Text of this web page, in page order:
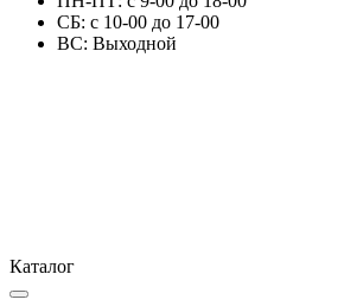
СБ: с 10-00 до 17-00
ВС: Выходной
Каталог